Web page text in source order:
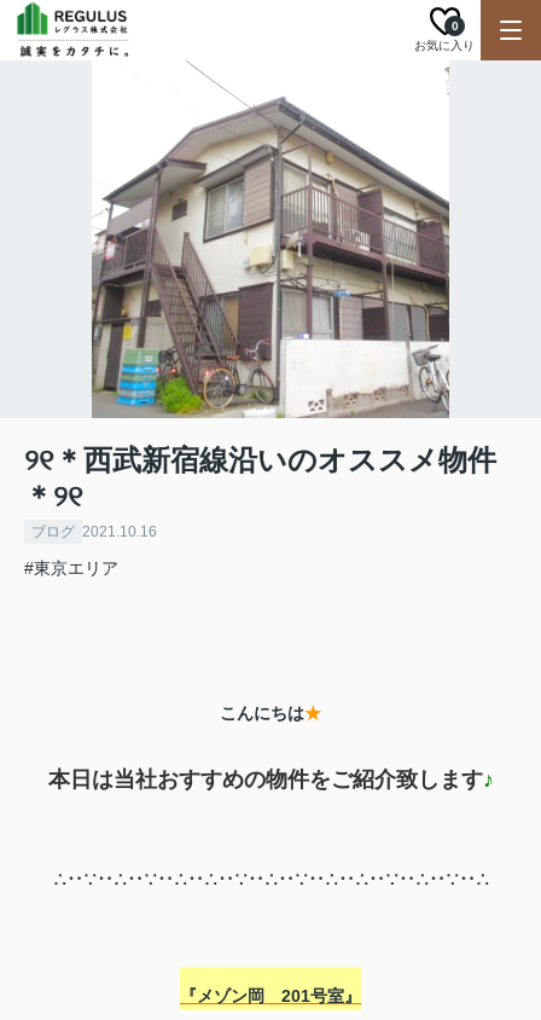
お気に入り
0
୨୧＊西武新宿線沿いのオススメ物件
＊୨୧
ブログ 2021.10.16
#東京エリア
こんにちは★
本日は当社おすすめの物件をご紹介致します♪
∴‥∵‥∴‥∵‥∴‥∴‥∵‥∴‥∵‥∴‥∴‥∵‥∴‥∵‥∴
『メゾン岡 201号室』